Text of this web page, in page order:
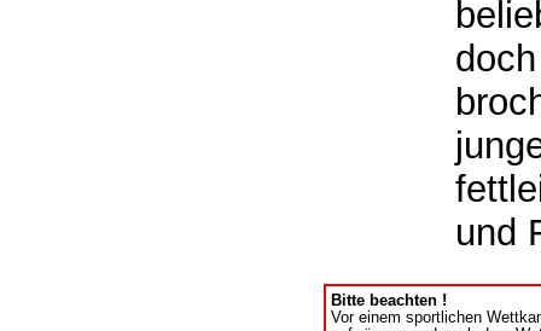
und
Bitte beachten !
Vor einem sportlichen